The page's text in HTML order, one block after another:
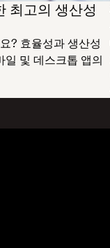
최고의 생산성
? 효율성과 생산성
일 및 데스크톱 앱의